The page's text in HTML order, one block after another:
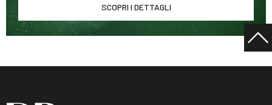
SCOPRI I DETTAGLI